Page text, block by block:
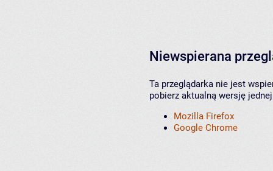
Niewspierana
Ta przeglądarka nie jest
pobierz aktualną wersję
Mozilla Firefox
Google Chrome